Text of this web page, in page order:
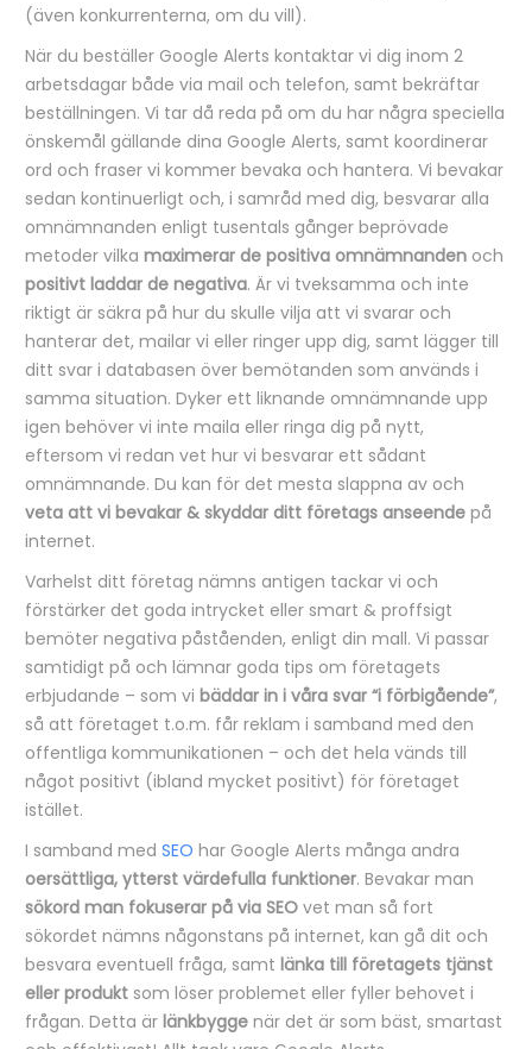
(även konkurrenterna, om du vill).
När du beställer Google Alerts kontaktar vi dig inom 2
arbetsdagar både via mail och telefon, samt bekräftar
beställningen. Vi tar då reda på om du har några speciella
önskemål gällande dina Google Alerts, samt koordinerar
ord och fraser vi kommer bevaka och hantera. Vi bevakar
sedan kontinuerligt och, i samråd med dig, besvarar alla
omnämnanden enligt tusentals gånger beprövade
metoder vilka maximerar de positiva omnämnanden och
positivt laddar de negativa. Är vi tveksamma och inte
riktigt är säkra på hur du skulle vilja att vi svarar och
hanterar det, mailar vi eller ringer upp dig, samt lägger till
ditt svar i databasen över bemötanden som används i
samma situation. Dyker ett liknande omnämnande upp
igen behöver vi inte maila eller ringa dig på nytt,
eftersom vi redan vet hur vi besvarar ett sådant
omnämnande. Du kan för det mesta slappna av och
veta att vi bevakar & skyddar ditt företags anseende på
internet.
Varhelst ditt företag nämns antigen tackar vi och
förstärker det goda intrycket eller smart & proffsigt
bemöter negativa påståenden, enligt din mall. Vi passar
samtidigt på och lämnar goda tips om företagets
erbjudande – som vi bäddar in i våra svar “i förbigående”,
så att företaget t.o.m. får reklam i samband med den
offentliga kommunikationen – och det hela vänds till
något positivt (ibland mycket positivt) för företaget
istället.
I samband med SEO har Google Alerts många andra
oersättliga, ytterst värdefulla funktioner. Bevakar man
sökord man fokuserar på via SEO vet man så fort
sökordet nämns någonstans på internet, kan gå dit och
besvara eventuell fråga, samt länka till företagets tjänst
eller produkt som löser problemet eller fyller behovet i
frågan. Detta är länkbygge när det är som bäst, smartast